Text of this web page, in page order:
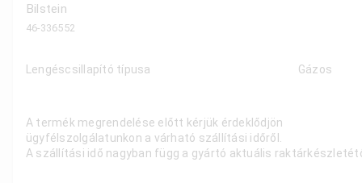
Bilstein
46-336552
Lengéscsillapító típusa Gázos
A termék megrendelése előtt kérjük érdeklődjön
ügyfélszolgálatunkon a várható szállítási időről.
A szállítási idő nagyban függ a gyártó aktuális